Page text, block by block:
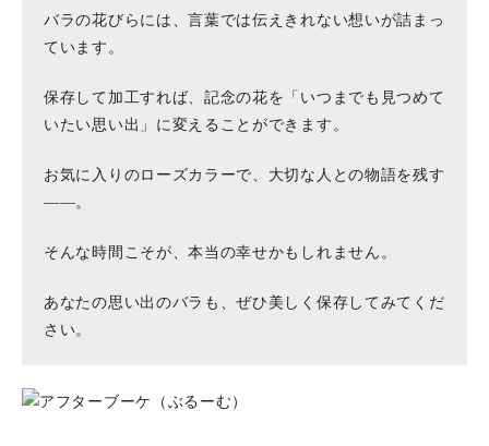
バラの花びらには、言葉では伝えきれない想いが詰まっ
ています。
保存して加工すれば、記念の花を「いつまでも見つめて
いたい思い出」に変えることができます。
お気に入りのローズカラーで、大切な人との物語を残す
——。
そんな時間こそが、本当の幸せかもしれません。
あなたの思い出のバラも、ぜひ美しく保存してみてくだ
さい。